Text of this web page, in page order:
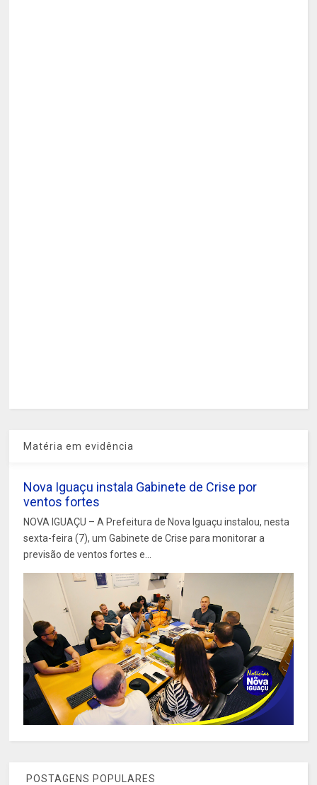
Matéria em evidência
Nova Iguaçu instala Gabinete de Crise por
ventos fortes
NOVA IGUAÇU – A Prefeitura de Nova Iguaçu instalou, nesta
sexta-feira (7), um Gabinete de Crise para monitorar a
previsão de ventos fortes e...
POSTAGENS POPULARES